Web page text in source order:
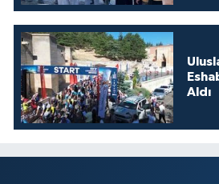
Aldı